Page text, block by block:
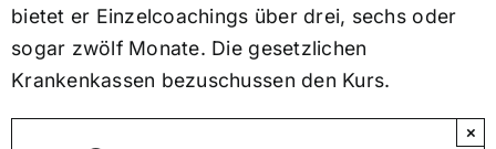
bietet er Einzelcoachings über drei, sechs oder
sogar zwölf Monate. Die gesetzlichen
Krankenkassen bezuschussen den Kurs.
×